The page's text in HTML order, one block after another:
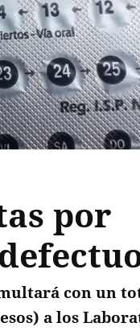
por
con un
a los